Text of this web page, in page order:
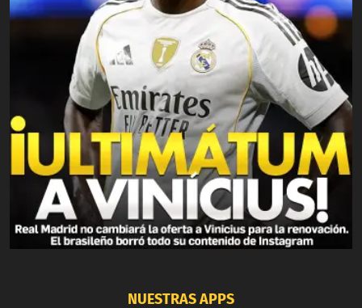
NUESTRAS APPS